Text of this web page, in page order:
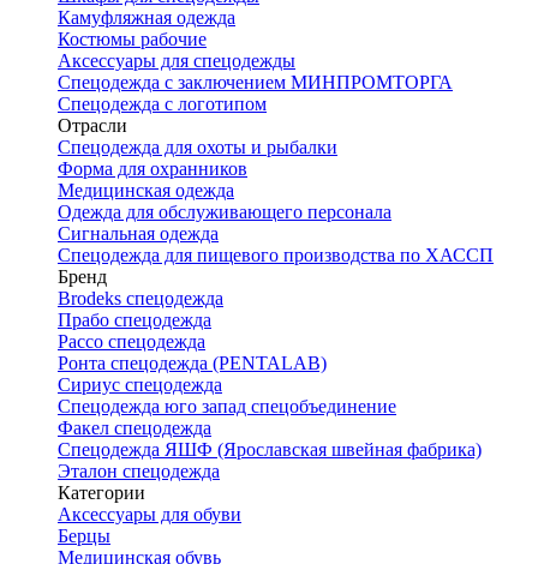
Камуфляжная одежда
Костюмы рабочие
Аксессуары для спецодежды
Спецодежда с заключением МИНПРОМТОРГА
Спецодежда с логотипом
Отрасли
Спецодежда для охоты и рыбалки
Форма для охранников
Медицинская одежда
Одежда для обслуживающего персонала
Сигнальная одежда
Спецодежда для пищевого производства по ХАССП
Бренд
Brodeks спецодежда
Прабо спецодежда
Рассо спецодежда
Ронта спецодежда (PENTALAB)
Сириус спецодежда
Спецодежда юго запад спецобъединение
Факел спецодежда
Спецодежда ЯШФ (Ярославская швейная фабрика)
Эталон спецодежда
Категории
Аксессуары для обуви
Берцы
Медицинская обувь